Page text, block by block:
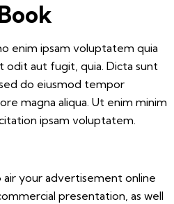
enim ipsam voluptatem quia
odit aut fugit, quia. Dicta sunt
do eiusmod tempor
magna aliqua. Ut enim minim
ipsam voluptatem.
your advertisement online
presentation, as well